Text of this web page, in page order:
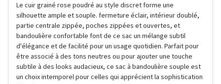
Le cuir grainé rose poudré au style discret forme une
silhouette ample et souple. fermeture éclair, intérieur doublé,
partie centrale zippée, poches zippées et ouvertes, et
bandoulière confortable font de ce sac un mélange subtil
d'élégance et de facilité pour un usage quotidien. Parfait pour
être associé à des tons neutres ou pour ajouter une touche
subtile à des looks audacieux, ce sac à bandoulière souple est
un choix intemporel pour celles qui apprécient la sophistication